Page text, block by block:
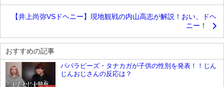
【井上尚弥VSドヘニー】現地観戦の内山高志が解説！おい、ドヘ
ニー！
おすすめの記事
パパラピーズ・タナカガが子供の性別を発表！！じん
じんおじさんの反応は？